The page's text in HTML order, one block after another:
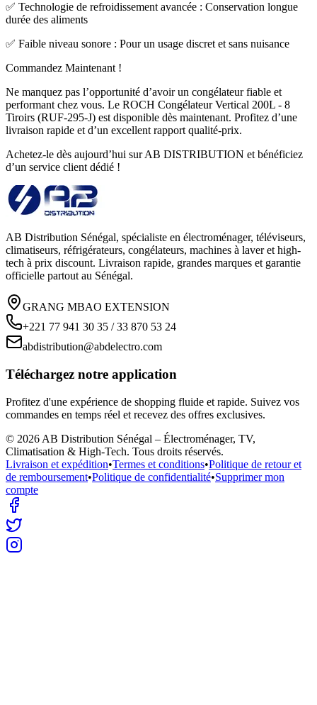
✅ Technologie de refroidissement avancée : Conservation longue
durée des aliments
✅ Faible niveau sonore : Pour un usage discret et sans nuisance
Commandez Maintenant !
Ne manquez pas l’opportunité d’avoir un congélateur fiable et
performant chez vous. Le ROCH Congélateur Vertical 200L - 8
Tiroirs (RUF-295-J) est disponible dès maintenant. Profitez d’une
livraison rapide et d’un excellent rapport qualité-prix.
Achetez-le dès aujourd’hui sur AB DISTRIBUTION et bénéficiez
d’un service client dédié !
AB Distribution Sénégal, spécialiste en électroménager, téléviseurs,
climatiseurs, réfrigérateurs, congélateurs, machines à laver et high-
tech à prix discount. Livraison rapide, grandes marques et garantie
officielle partout au Sénégal.
GRANG MBAO EXTENSION
+221 77 941 30 35 / 33 870 53 24
abdistribution@abdelectro.com
Téléchargez notre application
Profitez d'une expérience de shopping fluide et rapide. Suivez vos
commandes en temps réel et recevez des offres exclusives.
© 2026 AB Distribution Sénégal – Électroménager, TV,
Climatisation & High-Tech. Tous droits réservés.
Livraison et expédition•Termes et conditions•Politique de retour et
de remboursement•Politique de confidentialité•Supprimer mon
compte